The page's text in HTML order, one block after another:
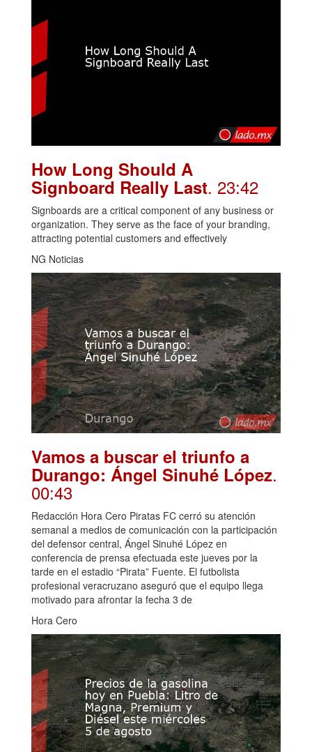
How Long Should A
Signboard Really Last. 23:42
Signboards are a critical component of any business or
organization. They serve as the face of your branding,
attracting potential customers and effectively
NG Noticias
Vamos a buscar el triunfo a
Durango: Ángel Sinuhé López.
00:43
Redacción Hora Cero Piratas FC cerró su atención
semanal a medios de comunicación con la participación
del defensor central, Ángel Sinuhé López en
conferencia de prensa efectuada este jueves por la
tarde en el estadio “Pirata” Fuente. El futbolista
profesional veracruzano aseguró que el equipo llega
motivado para afrontar la fecha 3 de
Hora Cero